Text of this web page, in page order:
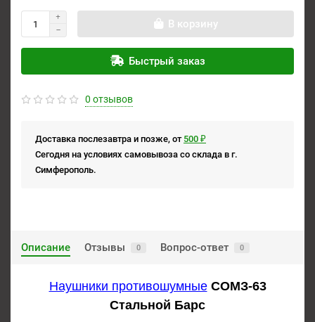
В корзину
Быстрый заказ
0 отзывов
Доставка послезавтра и позже, от 500 ₽
Сегодня на условиях самовывоза со склада в г.
Симферополь.
Описание Отзывы 0 Вопрос-ответ 0
Наушники противошумные СОМЗ-63
Стальной Барс